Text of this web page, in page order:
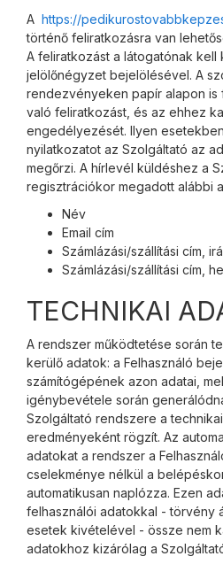
A https://
történő feliratkozásra van
A feliratkozást a látogatónak kell
jelölőnégyzet bejelölésével. A
rendezvényeken papír alapon is
való feliratkozást, és az ehhez
engedélyezését. Ilyen
nyilatkozatot az Szolgáltató az
megőrzi. A hírlevél küldéshez a
regisztrációkor megadott alábbi
Név
Email cím
Számlázási/szállítási cím,
Számlázási/szállítási cím,
TECHNIKAI
A rendszer működtetése során
kerülő adatok: a Felhasználó
számítógépének azon adatai,
igénybevétele során
Szolgáltató rendszere a
eredményeként rögzít. Az
adatokat a rendszer a
cselekménye nélkül a
automatikusan naplózza. Ezen
felhasználói adatokkal - törvény
esetek kivételével - össze nem
adatokhoz kizárólag a